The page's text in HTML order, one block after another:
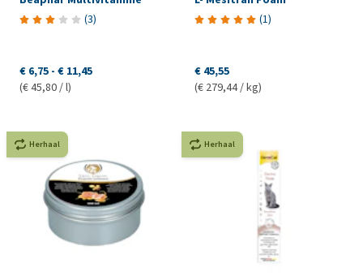
(3)
€ 6,75 - € 11,45
(€ 45,80 / l)
(1)
€ 45,55
(€ 279,44 / kg)
Herhaal Herhaal